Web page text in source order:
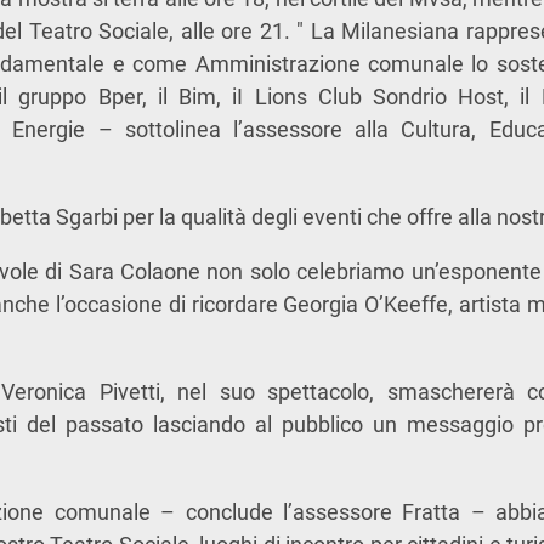
Teatro Sociale, alle ore 21. " La Milanesiana
e come Amministrazione comunale lo
gruppo Bper, il Bim, iI Lions Club Sondrio Host, il
Energie – sottolinea l’assessore alla Cultura,
Sgarbi per la qualità degli eventi che offre alla
di Sara Colaone non solo celebriamo
l’occasione di ricordare Georgia O’Keeffe, artista
Pivetti, nel suo spettacolo, smaschererà
del passato lasciando al pubblico un messaggio
comunale – conclude l’assessore Fratta –